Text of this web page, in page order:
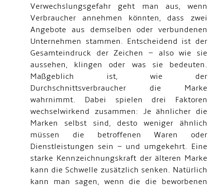
Verwechslungsgefahr geht man aus, wenn
Verbraucher annehmen könnten, dass zwei
Angebote aus demselben oder verbundenen
Unternehmen stammen. Entscheidend ist der
Gesamteindruck der Zeichen – also wie sie
aussehen, klingen oder was sie bedeuten.
Maßgeblich ist, wie der
Durchschnittsverbraucher die Marke
wahrnimmt. Dabei spielen drei Faktoren
wechselwirkend zusammen: Je ähnlicher die
Marken selbst sind, desto weniger ähnlich
müssen die betroffenen Waren oder
Dienstleistungen sein – und umgekehrt. Eine
starke Kennzeichnungskraft der älteren Marke
kann die Schwelle zusätzlich senken. Natürlich
kann man sagen, wenn die die beworbenen